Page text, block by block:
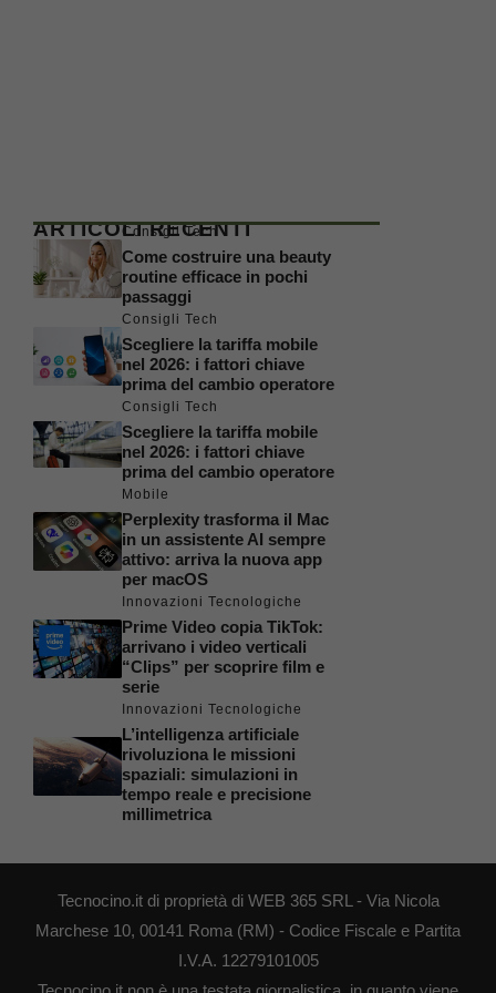
ARTICOLI RECENTI
Consigli Tech
Come costruire una beauty
routine efficace in pochi
passaggi
Consigli Tech
Scegliere la tariffa mobile
nel 2026: i fattori chiave
prima del cambio operatore
Consigli Tech
Scegliere la tariffa mobile
nel 2026: i fattori chiave
prima del cambio operatore
Mobile
Perplexity trasforma il Mac
in un assistente AI sempre
attivo: arriva la nuova app
per macOS
Innovazioni Tecnologiche
Prime Video copia TikTok:
arrivano i video verticali
“Clips” per scoprire film e
serie
Innovazioni Tecnologiche
L’intelligenza artificiale
rivoluziona le missioni
spaziali: simulazioni in
tempo reale e precisione
millimetrica
Tecnocino.it di proprietà di WEB 365 SRL - Via Nicola
Marchese 10, 00141 Roma (RM) - Codice Fiscale e Partita
I.V.A. 12279101005